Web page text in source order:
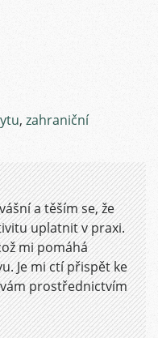
, zahraniční
a těším se, že
uplatnit v praxi.
mi pomáhá
Je mi ctí přispět ke
prostřednictvím